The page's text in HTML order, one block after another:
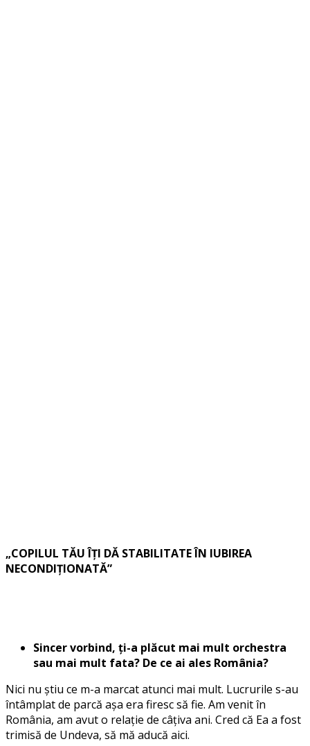
„COPILUL TĂU ÎȚI DĂ STABILITATE ÎN IUBIREA
NECONDIȚIONATĂ”
Sincer vorbind, ți-a plăcut mai mult orchestra
sau mai mult fata? De ce ai ales România?
Nici nu știu ce m-a marcat atunci mai mult. Lucrurile s-au
întâmplat de parcă așa era firesc să fie. Am venit în
România, am avut o relație de câțiva ani. Cred că Ea a fost
trimisă de Undeva, să mă aducă aici.